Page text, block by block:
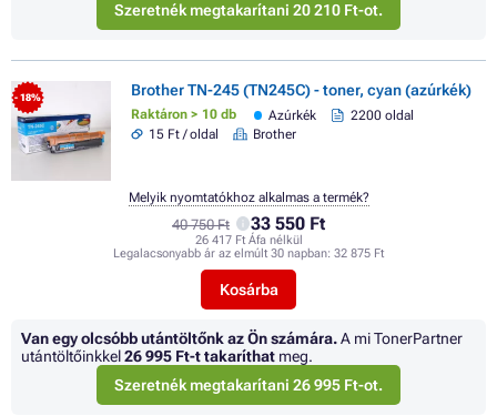
Szeretnék megtakarítani 20 210 Ft-ot.
- 18% Brother TN-245 (TN245C) - toner, cyan (azúrkék)
Raktáron > 10 db Azúrkék
2200 oldal
15 Ft / oldal
Brother
40 750 Ft 33 550 Ft
26 417 Ft Áfa nélkül
Legalacsonyabb ár az elmúlt 30 napban: 32 875 Ft
Kosárba
Melyik nyomtatókhoz alkalmas a termék?
Van egy olcsóbb utántöltőnk az Ön számára.A mi TonerPartner
utántöltőinkkel26 995 Ft-t takaríthat meg.
Szeretnék megtakarítani 26 995 Ft-ot.